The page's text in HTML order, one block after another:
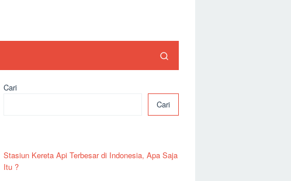
Cari
Cari
Stasiun Kereta Api Terbesar di Indonesia, Apa Saja
Itu ?